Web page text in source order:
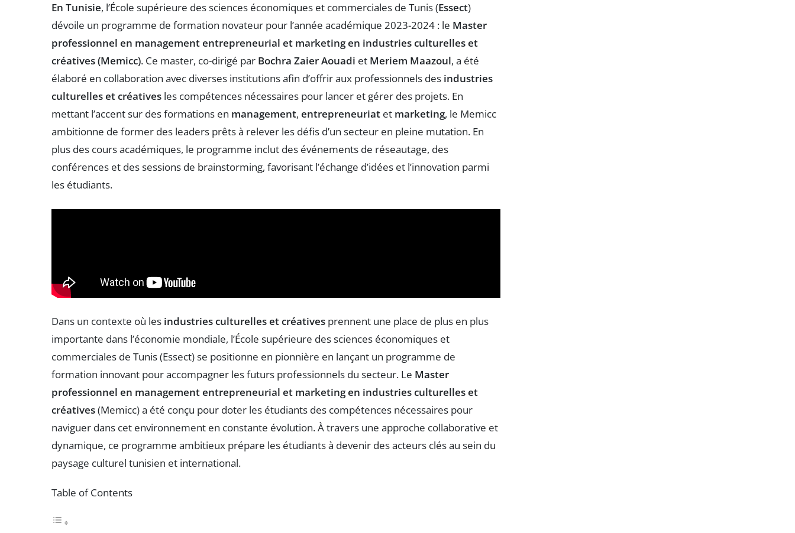
En Tunisie, l’École supérieure des sciences économiques et commerciales de Tunis (Essect)
dévoile un programme de formation novateur pour l’année académique 2023-2024 : le Master
professionnel en management entrepreneurial et marketing en industries culturelles et
créatives (Memicc). Ce master, co-dirigé par Bochra Zaier Aouadi et Meriem Maazoul, a été
élaboré en collaboration avec diverses institutions afin d’offrir aux professionnels des industries
culturelles et créatives les compétences nécessaires pour lancer et gérer des projets. En
mettant l’accent sur des formations en management, entrepreneuriat et marketing, le Memicc
ambitionne de former des leaders prêts à relever les défis d’un secteur en pleine mutation. En
plus des cours académiques, le programme inclut des événements de réseautage, des
conférences et des sessions de brainstorming, favorisant l’échange d’idées et l’innovation parmi
les étudiants.
Dans un contexte où les industries culturelles et créatives prennent une place de plus en plus
importante dans l’économie mondiale, l’École supérieure des sciences économiques et
commerciales de Tunis (Essect) se positionne en pionnière en lançant un programme de
formation innovant pour accompagner les futurs professionnels du secteur. Le Master
professionnel en management entrepreneurial et marketing en industries culturelles et
créatives(Memicc) a été conçu pour doter les étudiants des compétences nécessaires pour
naviguer dans cet environnement en constante évolution. À travers une approche collaborative et
dynamique, ce programme ambitieux prépare les étudiants à devenir des acteurs clés au sein du
paysage culturel tunisien et international.
Table of Contents